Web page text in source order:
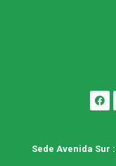
Sede Avenida Sur :